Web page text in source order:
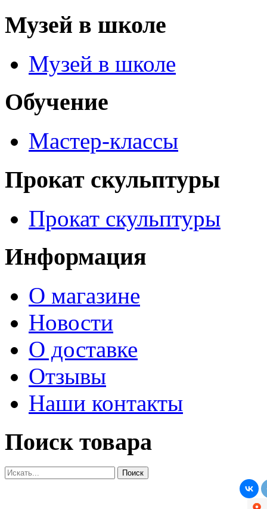
Музей в школе
Музей в школе
Обучение
Мастер-классы
Прокат скульптуры
Прокат скульптуры
Информация
О магазине
Новости
О доставке
Отзывы
Наши контакты
Поиск товара